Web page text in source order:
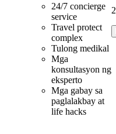
24/7 concierge
service
Travel protect
complex
Tulong medikal
Mga
konsultasyon ng
eksperto
Mga gabay sa
paglalakbay at
life hacks